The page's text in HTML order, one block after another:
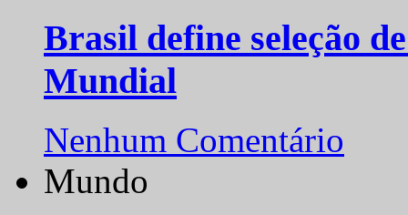
Brasil define seleção
Mundial
Nenhum Comentário
Mundo